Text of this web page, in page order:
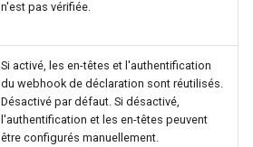
n'est pas vérifiée.
Si activé, les en-têtes et l'authentification
du webhook de déclaration sont réutilisés.
Désactivé par défaut. Si désactivé,
l'authentification et les en-têtes peuvent
être configurés manuellement.